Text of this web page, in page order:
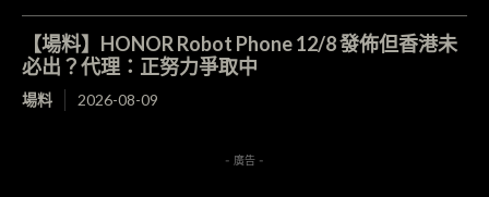
【場料】HONOR Robot Phone 12/8 發佈但香港未
必出？代理：正努力爭取中
場料 2026-08-09
- 廣告 -